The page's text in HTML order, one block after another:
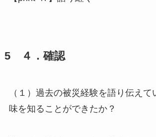
5 ４．確認
（１）過去の被災経験を語り伝え
味を知ることができたか？